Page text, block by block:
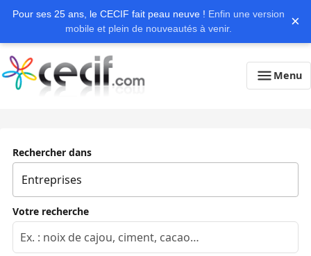
Pour ses 25 ans, le CECIF fait peau neuve ! Enfin une version
mobile et plein de nouveautés à venir.
×
Menu
Rechercher dans
Votre recherche